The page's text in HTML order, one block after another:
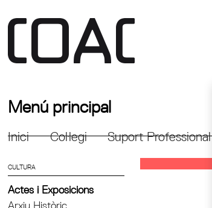
Menú principal
Inici Col·legi Suport Professional
CULTURA
Actes i Exposicions